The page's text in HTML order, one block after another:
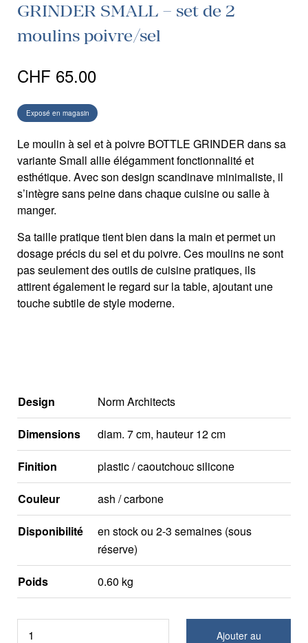
GRINDER SMALL – set de 2
moulins poivre/sel
CHF 65.00
Exposé en magasin
Le moulin à sel et à poivre BOTTLE GRINDER dans sa
variante Small allie élégamment fonctionnalité et
esthétique. Avec son design scandinave minimaliste, il
s’intègre sans peine dans chaque cuisine ou salle à
manger.
Sa taille pratique tient bien dans la main et permet un
dosage précis du sel et du poivre. Ces moulins ne sont
pas seulement des outils de cuisine pratiques, ils
attirent également le regard sur la table, ajoutant une
touche subtile de style moderne.
Design Norm Architects
Dimensions diam. 7 cm, hauteur 12 cm
Finition plastic / caoutchouc silicone
Couleur ash / carbone
Disponibilité
en stock ou 2-3 semaines (sous
réserve)
Poids 0.60 kg
Ajouter au